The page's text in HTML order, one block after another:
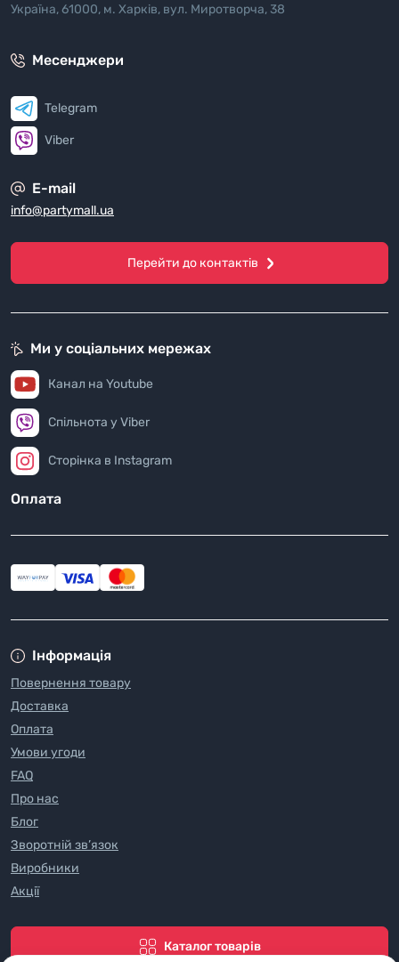
Україна, 61000, м. Харків, вул. Миротворча, 38
Месенджери
Telegram
Viber
E-mail
info@partymall.ua
Перейти до контактів
Інформація
Повернення товару
Доставка
Оплата
Умови угоди
FAQ
Про нас
Блог
Зворотній зв’язок
Виробники
Акції
Каталог товарів
Ми у соціальних мережах
Канал на Youtube
Спільнота у Viber
Сторінка в Instagram
Оплата